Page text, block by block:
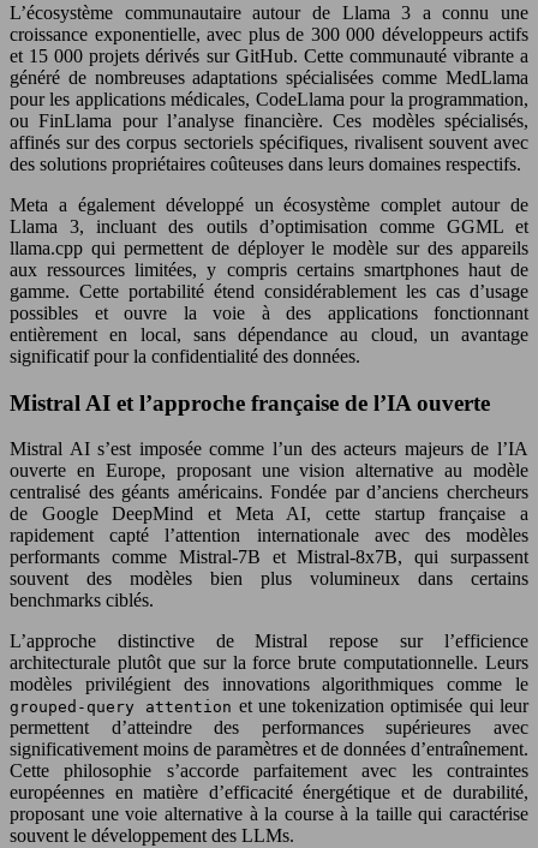
L’écosystème communautaire autour de Llama 3 a connu une
croissance exponentielle, avec plus de 300 000 développeurs actifs
et 15 000 projets dérivés sur GitHub. Cette communauté vibrante a
généré de nombreuses adaptations spécialisées comme MedLlama
pour les applications médicales, CodeLlama pour la programmation,
ou FinLlama pour l’analyse financière. Ces modèles spécialisés,
affinés sur des corpus sectoriels spécifiques, rivalisent souvent avec
des solutions propriétaires coûteuses dans leurs domaines respectifs.
Meta a également développé un écosystème complet autour de
Llama 3, incluant des outils d’optimisation comme GGML et
llama.cpp qui permettent de déployer le modèle sur des appareils
aux ressources limitées, y compris certains smartphones haut de
gamme. Cette portabilité étend considérablement les cas d’usage
possibles et ouvre la voie à des applications fonctionnant
entièrement en local, sans dépendance au cloud, un avantage
significatif pour la confidentialité des données.
Mistral AI et l’approche française de l’IA ouverte
Mistral AI s’est imposée comme l’un des acteurs majeurs de l’IA
ouverte en Europe, proposant une vision alternative au modèle
centralisé des géants américains. Fondée par d’anciens chercheurs
de Google DeepMind et Meta AI, cette startup française a
rapidement capté l’attention internationale avec des modèles
performants comme Mistral-7B et Mistral-8x7B, qui surpassent
souvent des modèles bien plus volumineux dans certains
benchmarks ciblés.
L’approche distinctive de Mistral repose sur l’efficience
architecturale plutôt que sur la force brute computationnelle. Leurs
modèles privilégient des innovations algorithmiques comme le
grouped-query attention et une tokenization optimisée qui leur
permettent d’atteindre des performances supérieures avec
significativement moins de paramètres et de données d’entraînement.
Cette philosophie s’accorde parfaitement avec les contraintes
européennes en matière d’efficacité énergétique et de durabilité,
proposant une voie alternative à la course à la taille qui caractérise
souvent le développement des LLMs.